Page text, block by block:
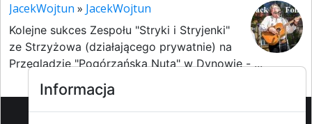
JacekWojtun » JacekWojtun
Kolejne sukces Zespołu "Stryki i Stryjenki"
ze Strzyżowa (działającego prywatnie) na
Przeglądzie "Pogórzańska Nuta" w Dynowie - ...
Informacja